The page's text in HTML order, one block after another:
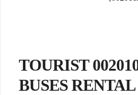
00201028403255 TOURIST
BUSES